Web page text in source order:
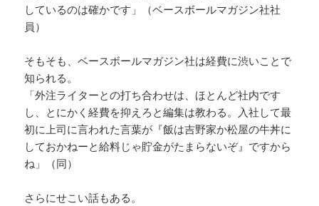
しているのは確かです」（ベースボールマガジン社社
員）
そもそも、ベースボールマガジン社は経費に渋いことで
知られる。
「外注ライターとの打ち合わせは、ほとんど社内です
し、とにかく経費を抑えろと編集は教わる。入社して最
初に上司に言われた言葉が『飯は吉野家か松屋の牛丼に
しておかねーと給料じゃ貯金がたまらないぞ』ですから
ね」（同）
さらにせこい話もある。